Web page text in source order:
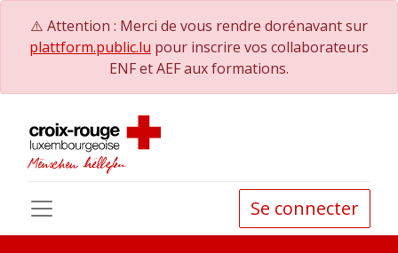
⚠️ Attention : Merci de vous rendre dorénavant sur
plattform.public.lu pour inscrire vos collaborateurs
ENF et AEF aux formations.
Se connecter